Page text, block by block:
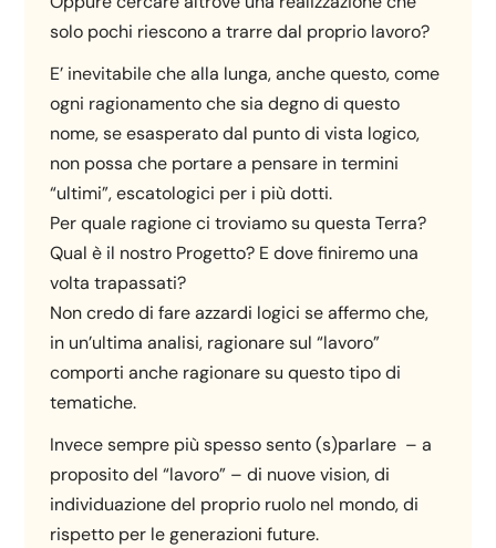
solo pochi riescono a trarre dal proprio lavoro?
E’ inevitabile che alla lunga, anche questo, come
ogni ragionamento che sia degno di questo
nome, se esasperato dal punto di vista logico,
non possa che portare a pensare in termini
“ultimi”, escatologici per i più dotti.
Per quale ragione ci troviamo su questa Terra?
Qual è il nostro Progetto? E dove finiremo una
volta trapassati?
Non credo di fare azzardi logici se affermo che,
in un’ultima analisi, ragionare sul “lavoro”
comporti anche ragionare su questo tipo di
tematiche.
Invece sempre più spesso sento (s)parlare – a
proposito del “lavoro” – di nuove vision, di
individuazione del proprio ruolo nel mondo, di
rispetto per le generazioni future.